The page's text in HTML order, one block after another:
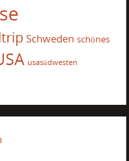
Schweden schönes
usasüdwesten